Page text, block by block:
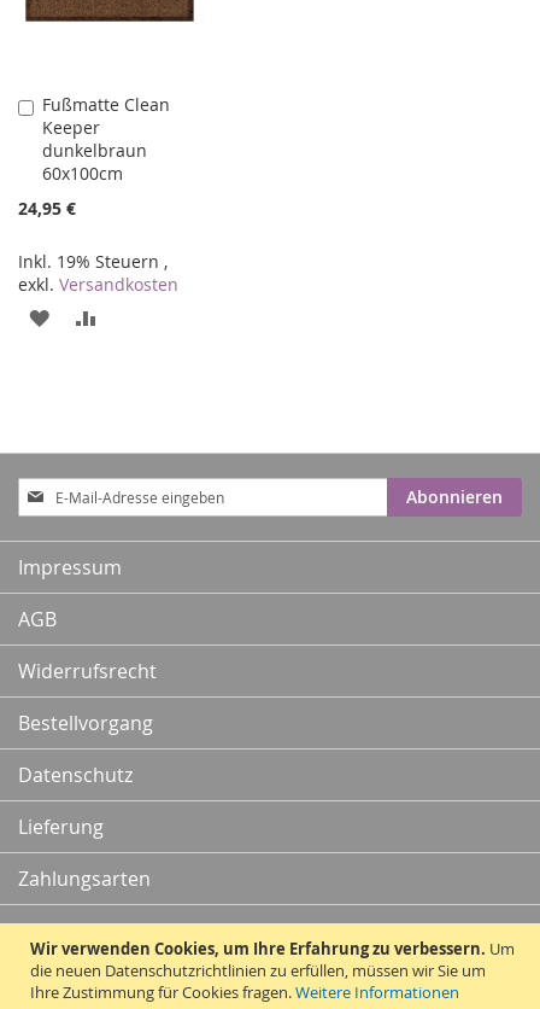
Wir verwenden Cookies, um Ihre Erfahrung zu verbessern. Um
die neuen Datenschutzrichtlinien zu erfüllen, müssen wir Sie um
Ihre Zustimmung für Cookies fragen.Weitere Informationen
Fußmatte Clean
Keeper
dunkelbraun
60x100cm
24,95 €
Inkl. 19% Steuern ,
exkl. Versandkosten
In
den
Warenkorb
ZUR
Anmeldung
zum
Newsletter:
Abonnieren
Impressum
AGB
Widerrufsrecht
Bestellvorgang
Datenschutz
Lieferung
Zahlungsarten
Kontakt
Vertrag widerrufen